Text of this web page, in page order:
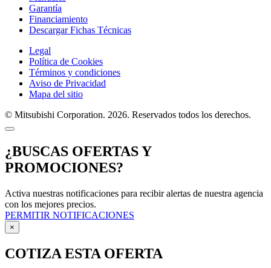
Garantía
Financiamiento
Descargar Fichas Técnicas
Legal
Política de Cookies
Términos y condiciones
Aviso de Privacidad
Mapa del sitio
© Mitsubishi Corporation. 2026. Reservados todos los derechos.
¿BUSCAS OFERTAS Y
PROMOCIONES?
Activa nuestras notificaciones para recibir alertas de nuestra agencia
con los mejores precios.
PERMITIR NOTIFICACIONES
×
COTIZA ESTA OFERTA